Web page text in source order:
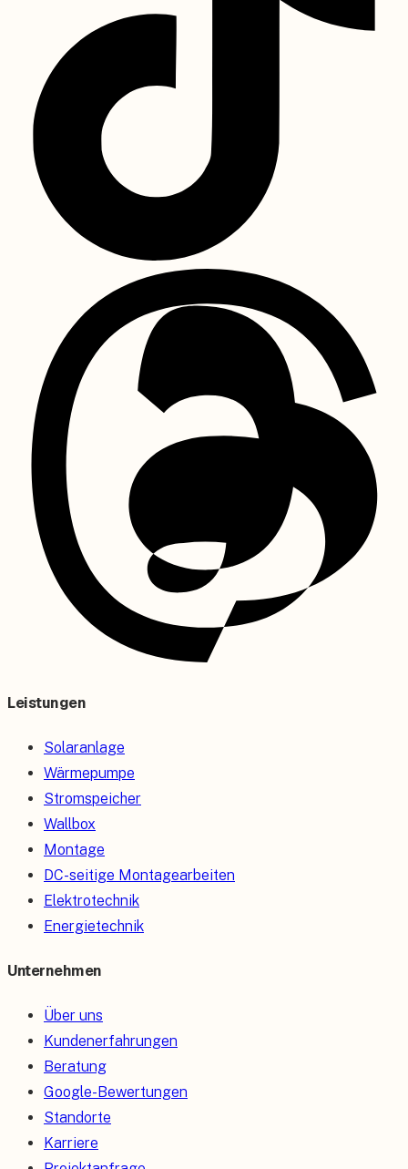
Leistungen
Solaranlage
Wärmepumpe
Stromspeicher
Wallbox
Montage
DC-seitige Montagearbeiten
Elektrotechnik
Energietechnik
Unternehmen
Über uns
Kundenerfahrungen
Beratung
Google-Bewertungen
Standorte
Karriere